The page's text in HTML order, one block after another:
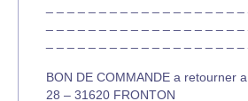
BON DE COMMANDE a retourner
28 – 31620 FRONTON